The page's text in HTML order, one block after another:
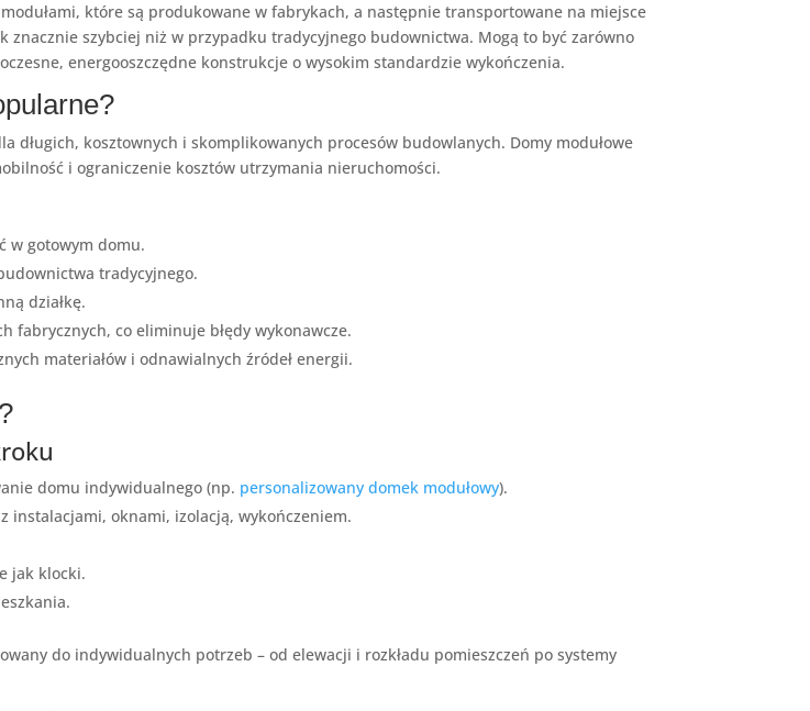
które są produkowane w fabrykach, a następnie transportowane na miejsce
szybciej niż w przypadku tradycyjnego budownictwa. Mogą to być zarówno
energooszczędne konstrukcje o wysokim standardzie wykończenia.
długich, kosztownych i skomplikowanych procesów budowlanych. Domy modułowe
i ograniczenie kosztów utrzymania nieruchomości.
w gotowym domu.
tradycyjnego.
działkę.
fabrycznych, co eliminuje błędy wykonawcze.
materiałów i odnawialnych źródeł energii.
domu indywidualnego (np. personalizowany domek modułowy).
instalacjami, oknami, izolacją, wykończeniem.
jak klocki.
do indywidualnych potrzeb – od elewacji i rozkładu pomieszczeń po systemy